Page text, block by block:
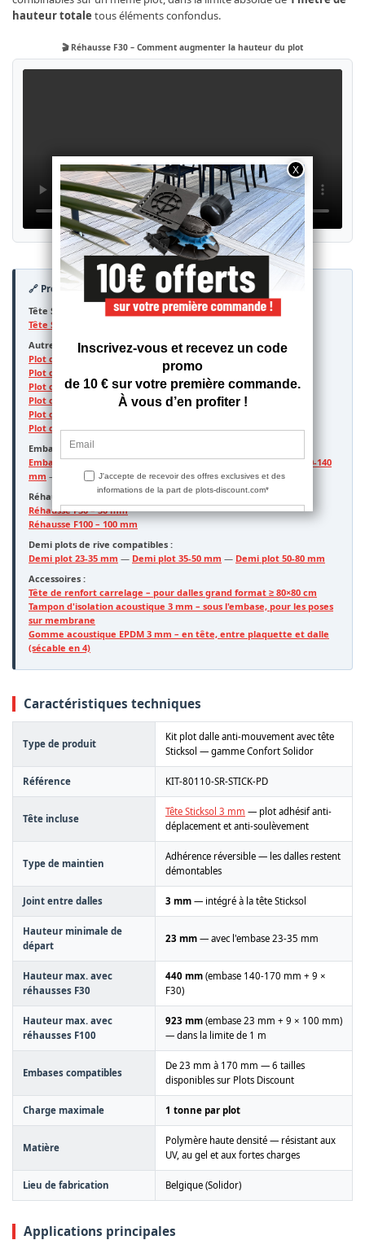
hauteur totale tous éléments confondus.
🎬 Réhausse F30 – Comment augmenter la hauteur du plot
🔗 Produits à associer et variantes disponibles
Tête Sticksol vendue séparément :
Tête Sticksol Solidor – disponible en 3 mm
Autres kits plots Solidor pour dalles :
Plot dalle standard sans gomme acoustique – tête C3/4T fixe
Plot dalle standard avec gomme acoustique
Plot dalle réglable par le dessus sans gomme acoustique
Plot dalle réglable par le dessus avec gomme acoustique
Plot dalle autonivelant sans gomme acoustique
Plot dalle autonivelant avec gomme acoustique
Embases disponibles (à choisir selon votre hauteur de départ) :
Embase 23-35 mm—35-50 mm—50-80 mm—80-110 mm—110-140
mm —
140-170 mm
Réhausses :
Réhausse F30 – 30 mm
Réhausse F100 – 100 mm
Demi plots de rive compatibles :
Demi plot 23-35 mm — Demi plot 35-50 mm — Demi plot 50-80 mm
Accessoires :
Tête de renfort carrelage – pour dalles grand format ≥ 80×80 cm
Tampon d'isolation acoustique 3 mm – sous l'embase, pour les poses
sur membrane
Gomme acoustique EPDM 3 mm – en tête, entre plaquette et dalle
(sécable en 4)
Caractéristiques techniques
Type de produit
Kit plot dalle anti-mouvement avec tête
Sticksol — gamme Confort Solidor
Référence KIT-80110-SR-STICK-PD
Tête incluse
Tête Sticksol 3 mm — plot adhésif anti-
déplacement et anti-soulèvement
Type de maintien
Adhérence réversible — les dalles restent
démontables
Joint entre dalles 3 mm — intégré à la tête Sticksol
Hauteur minimale de
départ
23 mm — avec l'embase 23-35 mm
Hauteur max. avec
réhausses F30
440 mm (embase 140-170 mm + 9 ×
F30)
Hauteur max. avec
réhausses F100
923 mm (embase 23 mm + 9 × 100 mm)
— dans la limite de 1 m
Embases compatibles
De 23 mm à 170 mm — 6 tailles
disponibles sur Plots Discount
Charge maximale 1 tonne par plot
Matière
Polymère haute densité — résistant aux
UV, au gel et aux fortes charges
Lieu de fabrication Belgique (Solidor)
Applications principales